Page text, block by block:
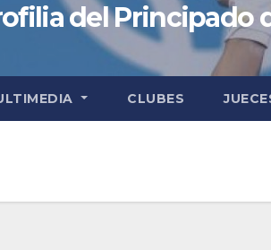
del Principado
CLUBES